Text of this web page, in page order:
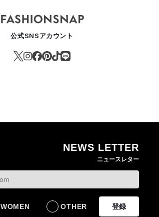
公式SNSアカウント
NEWS LETTER
ニュースレター
WOMEN OTHER 登録